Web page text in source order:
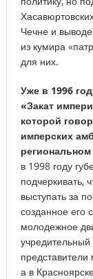
Чечне и
из кумира
для них.
Уже в 1996
«Закат
которой
имперских
в 1998 году
подчеркивать,
выступать за
созданное его
молодежное
а в